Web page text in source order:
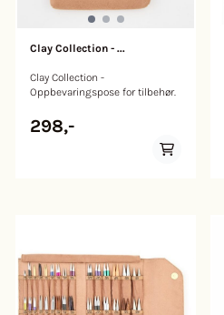
Clay Collection - ...
Clay Collection -
298,-